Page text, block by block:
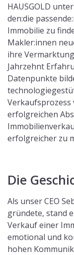
HAUSGOLD
den:die
Immobilie zu
Makler:innen
ihre
Jahrzehnt
Datenpunkte
Verkaufsprozess
erfolgreichen
erfolgreicher zu
Die
Als unser CEO
gründete, stand
Verkauf einer
emotional und
hohen